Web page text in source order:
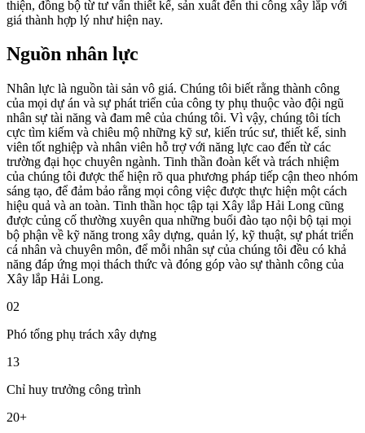
thiện, đồng bộ từ tư vấn thiết kế, sản xuất đến thi công xây lắp với
giá thành hợp lý như hiện nay.
Nguồn nhân lực
Nhân lực là nguồn tài sản vô giá. Chúng tôi biết rằng thành công
của mọi dự án và sự phát triển của công ty phụ thuộc vào đội ngũ
nhân sự tài năng và đam mê của chúng tôi. Vì vậy, chúng tôi tích
cực tìm kiếm và chiêu mộ những kỹ sư, kiến trúc sư, thiết kế, sinh
viên tốt nghiệp và nhân viên hỗ trợ với năng lực cao đến từ các
trường đại học chuyên ngành. Tinh thần đoàn kết và trách nhiệm
của chúng tôi được thể hiện rõ qua phương pháp tiếp cận theo nhóm
sáng tạo, để đảm bảo rằng mọi công việc được thực hiện một cách
hiệu quả và an toàn. Tinh thần học tập tại Xây lắp Hải Long cũng
được củng cố thường xuyên qua những buổi đào tạo nội bộ tại mọi
bộ phận về kỹ năng trong xây dựng, quản lý, kỹ thuật, sự phát triển
cá nhân và chuyên môn, để mỗi nhân sự của chúng tôi đều có khả
năng đáp ứng mọi thách thức và đóng góp vào sự thành công của
Xây lắp Hải Long.
02
Phó tổng phụ trách xây dựng
13
Chỉ huy trưởng công trình
20+